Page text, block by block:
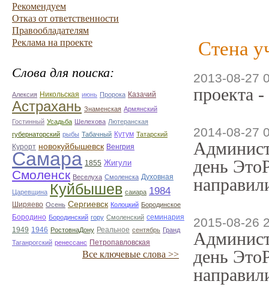
Рекомендуем
Отказ от ответственности
Правообладателям
Реклама на проекте
Слова для поиска:
Алексия Никольская июнь Пророка Казачий
Астрахань Знаменская Армянский
Гостинный Усадьба Шелехова Лютеранская
губернаторский рыбы Табачный Кутум Татарский
Курорт новокуйбышевск Венгрия
Самара 1855 Жигули
Смоленск Веселуха Смоленска Духовная
Царевщина Куйбышев саиара 1984
Ширяево Осень Сергиевск Колоцкий Бородинское
Бородино Бородинский гору Смоленский семинария
1949 1946 РостовнаДону Реальное сентябрь Гранд
Таганрогский ренессанс Петропавловская
Все ключевые слова >>
Стена
2013-08-27
проекта
2014-08-27
день
2015-08-26
день